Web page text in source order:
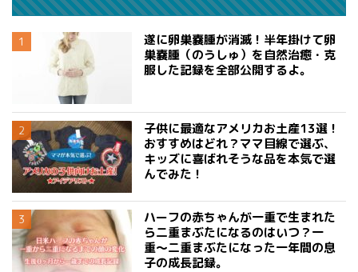
遂に卵巣嚢腫が消滅！半年掛けて卵
巣嚢腫（のうしゅ）を自然治癒・克
服した記録を全部公開するよ。
子供に最適なアメリカお土産13選！
おすすめはどれ？ママ目線で選ぶ、
キッズに喜ばれそうな品を本気で選
んでみた！
ハーフの赤ちゃんが一重で生まれた
ら二重まぶたになるのはいつ？一
重〜二重まぶたになった一年間の息
子の成長記録。